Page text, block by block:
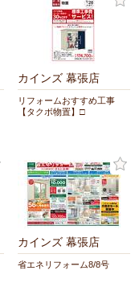
カインズ 幕張店
リフォームおすすめ工事
【タクボ物置】□
カインズ 幕張店
省エネリフォーム8/8号